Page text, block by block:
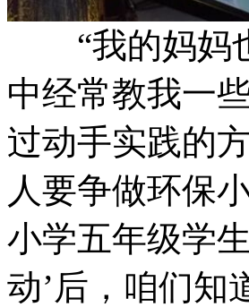
“我的妈妈也
中经常教我一
过动手实践的
人要争做环保
小学五年级
动’后，咱们知